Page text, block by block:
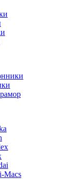
Macs